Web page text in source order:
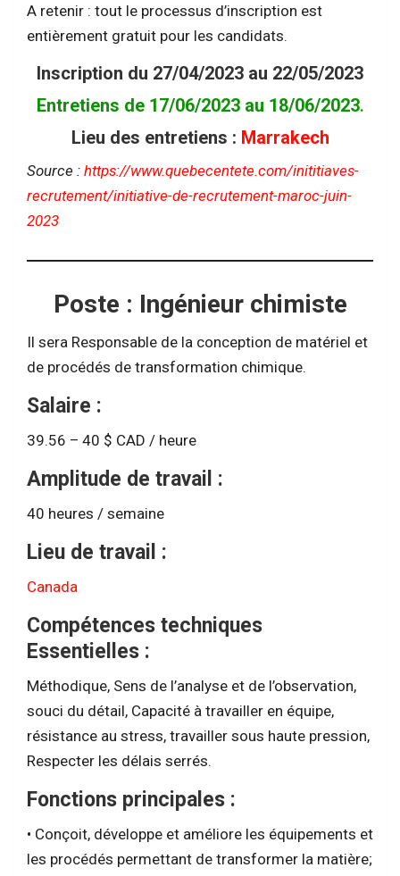
A retenir : tout le processus d’inscription est
entièrement gratuit pour les candidats.
Inscription du 27/04/2023 au 22/05/2023
Entretiens de 17/06/2023 au 18/06/2023.
Lieu des entretiens : Marrakech
Source : https://www.quebecentete.com/inititiaves-
recrutement/initiative-de-recrutement-maroc-juin-
2023
Poste : Ingénieur chimiste
Il sera Responsable de la conception de matériel et
de procédés de transformation chimique.
Salaire :
39.56 – 40 $ CAD / heure
Amplitude de travail :
40 heures / semaine
Lieu de travail :
Canada
Compétences techniques
Essentielles :
Méthodique, Sens de l’analyse et de l’observation,
souci du détail, Capacité à travailler en équipe,
résistance au stress, travailler sous haute pression,
Respecter les délais serrés.
Fonctions principales :
• Conçoit, développe et améliore les équipements et
les procédés permettant de transformer la matière;